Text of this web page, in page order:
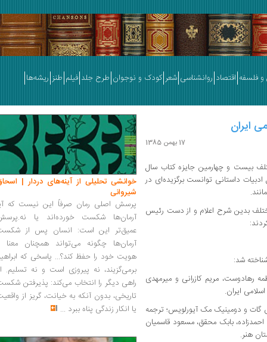
فلسفه اقتصاد روانشناسی شعر کودک و نوجوان طرح جلد فیلم طنز ریشه‌ها
ایران
17 بهمن 1385
بیست و چهارمین جایزه کتاب سال
داستانی توانست برگزیده‌ای در
بدین شرح اعلام و از دست رئیس
شد:
رهادوست، مریم کازرانی و میرمهدی
ایران.
گات و دومینیک مک آیورلویس؛ ترجمه
بابک محقق، مسعود قاسمیان
هنر.
خوانشی تحلیلی از آینه‌های دردار |
شیروانی
پرسش اصلی رمان صرفاً این نیست که
آرمان‌ها شکست خورده‌اند یا
عمیق‌تر این است: انسان پس از
آرمان‌ها چگونه می‌تواند همچنان معنا
هویت خود را حفظ کند؟... پاسخی که
برمی‌گزیند، نه پیروزی است و نه تسلیم.
راهی دیگر را انتخاب می‌کند: پذیرفتن
تاریخی، بدون آنکه به خیانت، گریز از
یا انکار زندگی پناه ببرد ...